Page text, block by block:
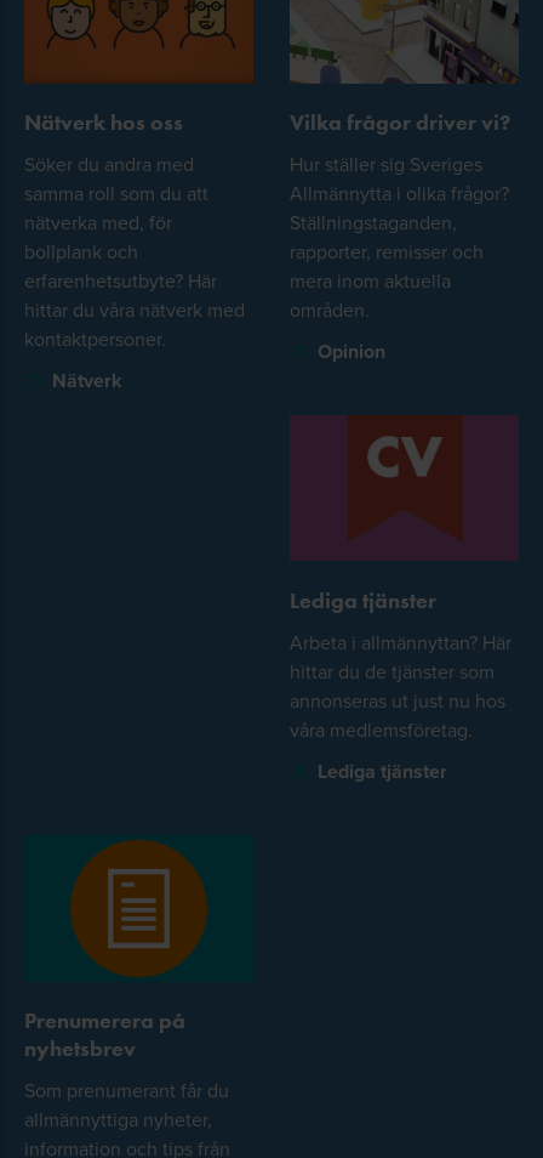
Nätverk hos oss
Söker du andra med
samma roll som du att
nätverka med, för
bollplank och
erfarenhetsutbyte? Här
hittar du våra nätverk med
kontaktpersoner.
Nätverk
Vilka frågor driver vi?
Hur ställer sig Sveriges
Allmännytta i olika frågor?
Ställningstaganden,
rapporter, remisser och
mera inom aktuella
områden.
Opinion
Lediga tjänster
Arbeta i allmännyttan? Här
hittar du de tjänster som
annonseras ut just nu hos
våra medlemsföretag.
Lediga tjänster
Prenumerera på
nyhetsbrev
Som prenumerant får du
allmännyttiga nyheter,
information och tips från